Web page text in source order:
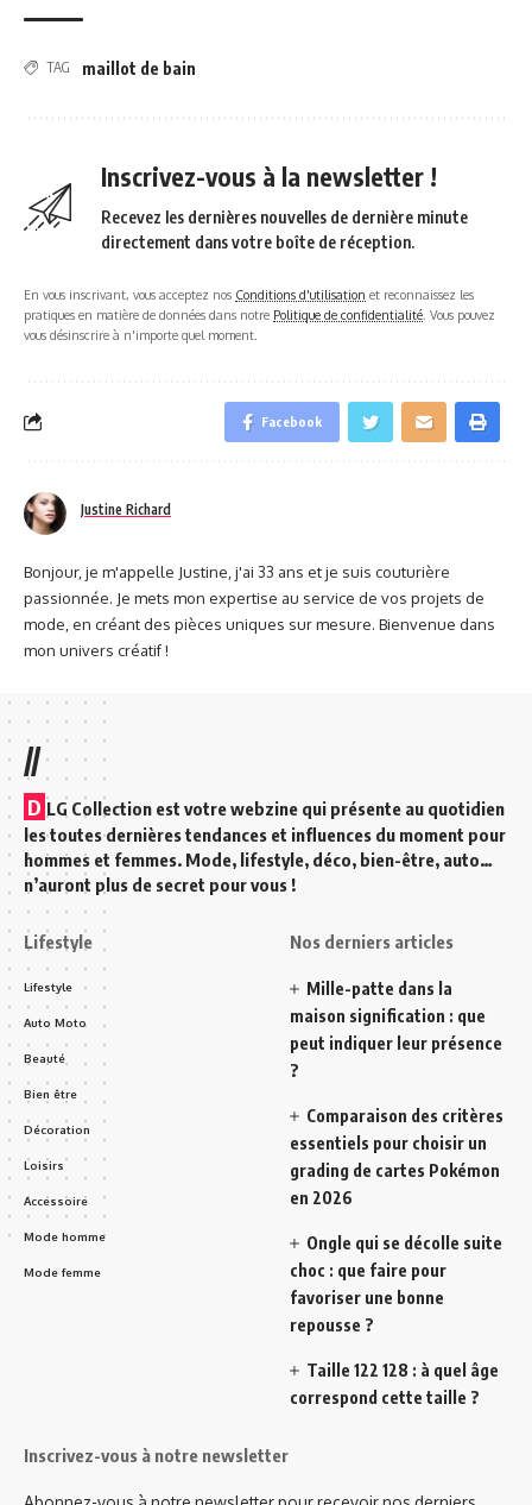
TAG maillot de bain
Inscrivez-vous à la newsletter !
Recevez les dernières nouvelles de dernière minute
directement dans votre boîte de réception.
En vous inscrivant, vous acceptez nos Conditions d'utilisation et reconnaissez les
pratiques en matière de données dans notre Politique de confidentialité . Vous pouvez
vous désinscrire à n'importe quel moment.
Facebook
Justine Richard
Bonjour, je m'appelle Justine, j'ai 33 ans et je suis couturière
passionnée. Je mets mon expertise au service de vos projets de
mode, en créant des pièces uniques sur mesure. Bienvenue dans
mon univers créatif !
//
D LG Collection est votre webzine qui présente au quotidien
les toutes dernières tendances et influences du moment pour
hommes et femmes. Mode, lifestyle, déco, bien-être, auto…
n’auront plus de secret pour vous !
Lifestyle
Lifestyle
Auto Moto
Beauté
Bien être
Décoration
Loisirs
Accessoire
Mode homme
Mode femme
Nos derniers articles
Mille-patte dans la
maison signification : que
peut indiquer leur présence
?
Comparaison des critères
essentiels pour choisir un
grading de cartes Pokémon
en 2026
Ongle qui se décolle suite
choc : que faire pour
favoriser une bonne
repousse ?
Taille 122 128 : à quel âge
correspond cette taille ?
Inscrivez-vous à notre newsletter